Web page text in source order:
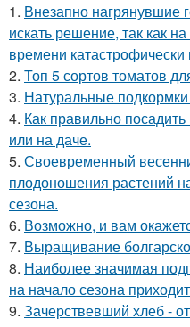
1. Внезапно нагрянувшие
искать решение, так как
времени катастрофически
2. Топ 5 сортов томатов
3. Натуральные подкормки
4. Как правильно
или на даче.
5. Своевременный
плодоношения растений
сезона.
6. Возможно, и вам
7. Выращивание
8. Наиболее значимая
на начало сезона
9. Зачерствевший хлеб -